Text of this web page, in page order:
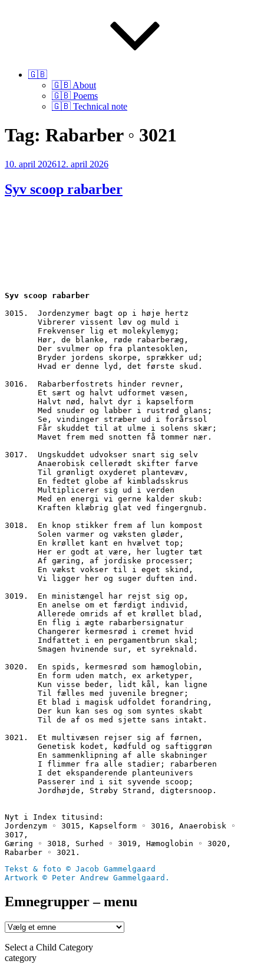
🇬🇧
🇬🇧 About
🇬🇧 Poems
🇬🇧 Technical note
Tag: Rabarber ◦ 3021
Udgivet
10. april 202612. april 2026
Syv scoop rabarber
Syv scoop rabarber
3015.  Jordenzymer bagt op i høje hertz
       Vibrerer vissent løv og muld i
       Frekvenser lig et molekylemyg;
       Hør, de blanke, røde rabarberæg,
       Der svulmer op fra plantesoklen,
       Bryder jordens skorpe, sprækker ud;
       Hvad er denne lyd, det første skud.
3016.  Rabarberfostrets hinder revner,
       Et sært og halvt udformet væsen,
       Halvt nød, halvt dyr i kapselform
       Med snuder og labber i rustrød glans;
       Se, vindinger stræber ud i forårssol
       Får skuddet til at ulme i solens skær;
       Mavet frem med snotten få tommer nær.
3017.  Ungskuddet udvokser snart sig selv
       Anaerobisk cellerødt skifter farve
       Til grønligt oxyderet plantevæv,
       En fedtet globe af kimbladsskrus
       Multiplicerer sig ud i verden
       Med en energi vi gerne kalder skub:
       Kraften klæbrig glat ved fingergnub.
3018.  En knop stikker frem af lun kompost
       Solen varmer og væksten gløder,
       En krøllet kant en hvælvet top;
       Her er godt at være, her lugter tæt
       Af gæring, af jordiske processer;
       En vækst vokser til i eget skind,
       Vi ligger her og suger duften ind.
3019.  En ministængel har rejst sig op,
       En anelse om et færdigt individ,
       Allerede omrids af et krøllet blad,
       En flig i ægte rabarbersignatur
       Changerer kermesrød i cremet hvid
       Indfattet i en pergamentbrun skal;
       Smagen hvinende sur, et syreknald.
3020.  En spids, kermesrød som hæmoglobin,
       En form uden match, ex arketyper,
       Kun visse beder, lidt kål, kan ligne
       Til fælles med juvenile bregner;
       Et blad i magisk udfoldet forandring,
       Der kun kan ses og som syntes skabt
       Til de af os med sjette sans intakt.
3021.  Et multivæsen rejser sig af førnen,
       Genetisk kodet, kødfuld og saftiggrøn
       En sammenklipning af alle skabninger
       I flimmer fra alle stadier; rabarberen
       I det ekspanderende planteunivers
       Passerer ind i sit syvende scoop;
       Jordhøjde, Strøby Strand, digtersnoop.
Nyt i Index titusind:
Jordenzym ◦ 3015, Kapselform ◦ 3016, Anaerobisk ◦
3017,
Gæring ◦ 3018, Surhed ◦ 3019, Hæmoglobin ◦ 3020,
Rabarber ◦ 3021.
Tekst & foto © Jacob Gammelgaard
Artwork © Peter Andrew Gammelgaard.
Emnegrupper – menu
Select a Child Category
category